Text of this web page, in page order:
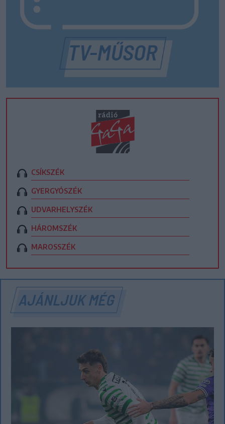
CSÍKSZÉK
GYERGYÓSZÉK
UDVARHELYSZÉK
HÁROMSZÉK
MAROSSZÉK
AJÁNLJUK MÉG